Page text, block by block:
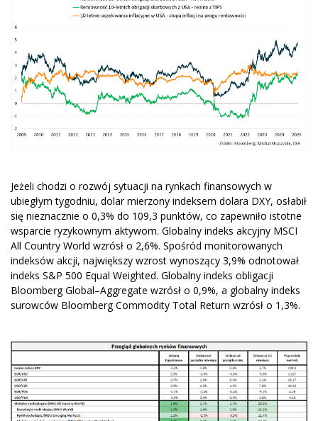
Jeżeli chodzi o rozwój sytuacji na rynkach finansowych w
ubiegłym tygodniu, dolar mierzony indeksem dolara DXY, osłabił
się nieznacznie o 0,3% do 109,3 punktów, co zapewniło istotne
wsparcie ryzykownym aktywom. Globalny indeks akcyjny MSCI
All Country World wzrósł o 2,6%. Spośród monitorowanych
indeksów akcji, największy wzrost wynoszący 3,9% odnotował
indeks S&P 500 Equal Weighted. Globalny indeks obligacji
Bloomberg Global–Aggregate wzrósł o 0,9%, a globalny indeks
surowców Bloomberg Commodity Total Return wzrósł o 1,3%.